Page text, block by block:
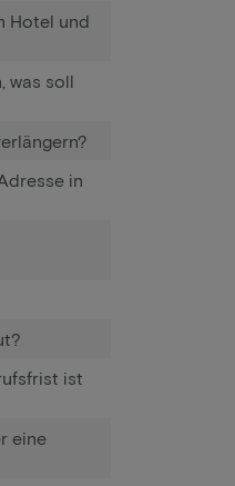
Hotel und
was soll
in
ist
eine